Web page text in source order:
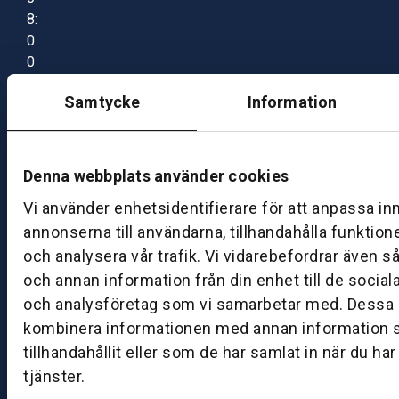
Samtycke Information
Denna webbplats använder cookies
Vi använder enhetsidentifierare för att anpassa
annonserna till användarna, tillhandahålla
och analysera vår trafik. Vi vidarebefordrar även
och annan information från din enhet till de
och analysföretag som vi samarbetar med. Dessa
kombinera informationen med annan information
tillhandahållit eller som de har samlat in när du
tjänster.
8:
0
0
7:
0
B
S
k
ö
v
d